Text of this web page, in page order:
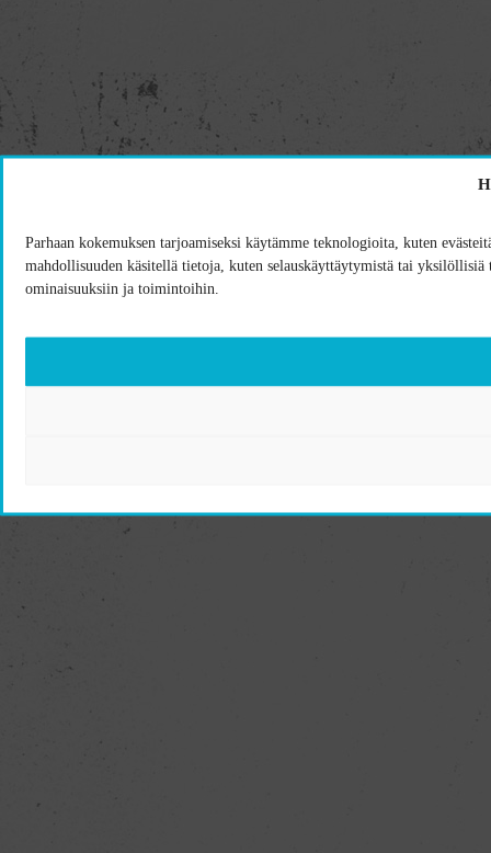
Parhaan kokemuksen tarjoamiseksi käytämme teknologioita, kuten
mahdollisuuden käsitellä tietoja, kuten selauskäyttäytymistä tai
ominaisuuksiin ja toimintoihin.